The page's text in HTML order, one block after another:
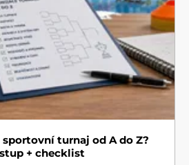
turnaj od A do Z?
+ checklist